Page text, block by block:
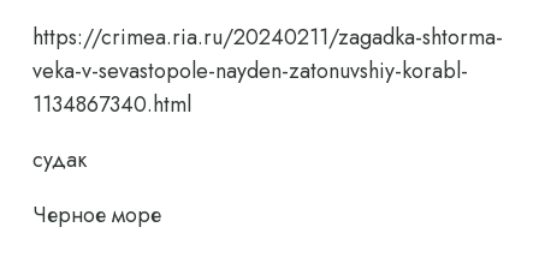
https://crimea.ria.ru/20240211/zagadka-shtorma-
veka-v-sevastopole-nayden-zatonuvshiy-korabl-
1134867340.html
судак
Черное море